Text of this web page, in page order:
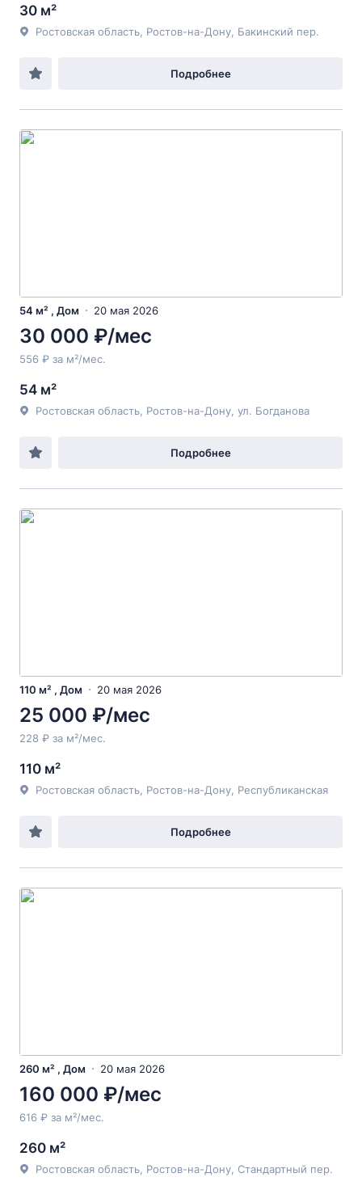
30 м²
Ростовская область, Ростов-на-Дону, Бакинский пер.
Подробнее
54 м² , Дом 20 мая 2026
30 000 ₽/мес
556 ₽ за м²/мес.
54 м²
Ростовская область, Ростов-на-Дону, ул. Богданова
Подробнее
110 м² , Дом 20 мая 2026
25 000 ₽/мес
228 ₽ за м²/мес.
110 м²
Ростовская область, Ростов-на-Дону, Республиканская
Подробнее
260 м² , Дом 20 мая 2026
160 000 ₽/мес
616 ₽ за м²/мес.
260 м²
Ростовская область, Ростов-на-Дону, Стандартный пер.